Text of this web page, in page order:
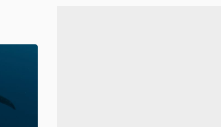
e Política de Privacidade do Canaltech.